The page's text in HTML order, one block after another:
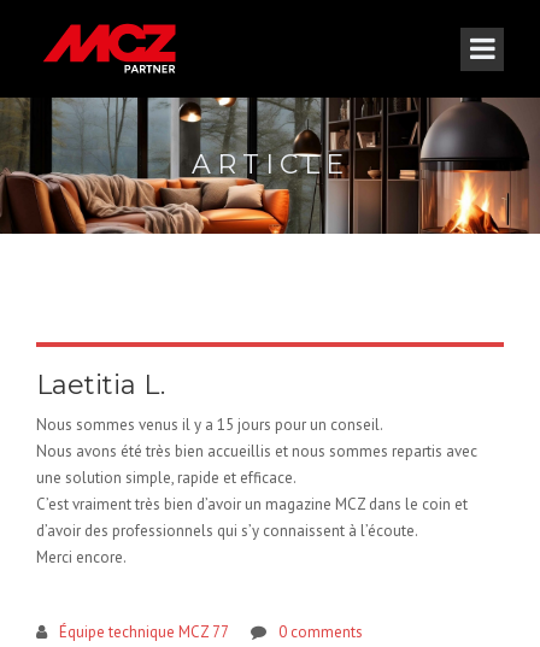
ARTICLE
Laetitia L.
Nous sommes venus il y a 15 jours pour un conseil.
Nous avons été très bien accueillis et nous sommes repartis avec
une solution simple, rapide et efficace.
C’est vraiment très bien d’avoir un magazine MCZ dans le coin et
d’avoir des professionnels qui s’y connaissent à l’écoute.
Merci encore.
Équipe technique MCZ 77 0 comments